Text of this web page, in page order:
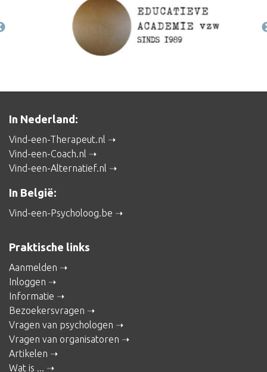
In Nederland:
Vind-een-Therapeut.nl
Vind-een-Coach.nl
Vind-een-Alternatief.nl
In België:
Vind-een-Psycholoog.be
Praktische links
Aanmelden
Inloggen
Informatie
Bezoekersvragen
Vragen van psychologen
Vragen van organisatoren
Artikelen
Wat is ...